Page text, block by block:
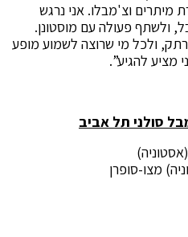
מיתרים וצ'מבלו. אני נרגש
ולשתף פעולה עם מוסטונן.
ולכל מי שרוצה לשמוע מופע
סולני תל אביב
(אסטוניה)
מצו-סופרן